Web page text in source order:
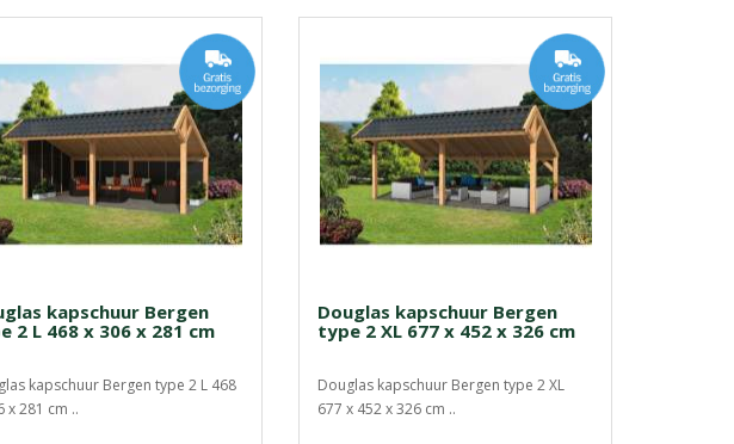
kapschuur Bergen
2 L 468 x 306 x 281 cm
kapschuur Bergen type 2 L 468
x 281 cm ..
Douglas kapschuur Bergen
type 2 XL 677 x 452 x 326 cm
Douglas kapschuur Bergen type 2 XL
677 x 452 x 326 cm ..